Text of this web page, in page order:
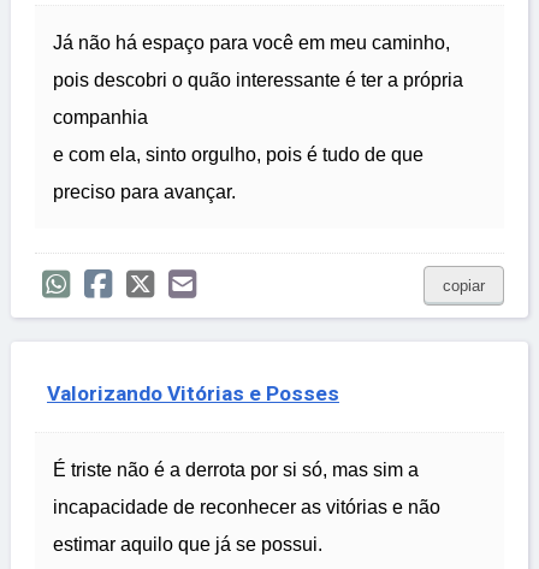
Já não há espaço para você em meu caminho,
pois descobri o quão interessante é ter a própria
companhia
e com ela, sinto orgulho, pois é tudo de que
preciso para avançar.
copiar
Valorizando Vitórias e Posses
É triste não é a derrota por si só, mas sim a
incapacidade de reconhecer as vitórias e não
estimar aquilo que já se possui.